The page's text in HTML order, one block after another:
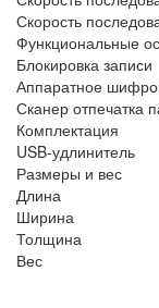
Скорость
Функциональные
Блокировка записи
Аппаратное
Сканер отпечатка
Комплектация
USB-удлинитель
Размеры и вес
Длина
Ширина
Толщина
Вес